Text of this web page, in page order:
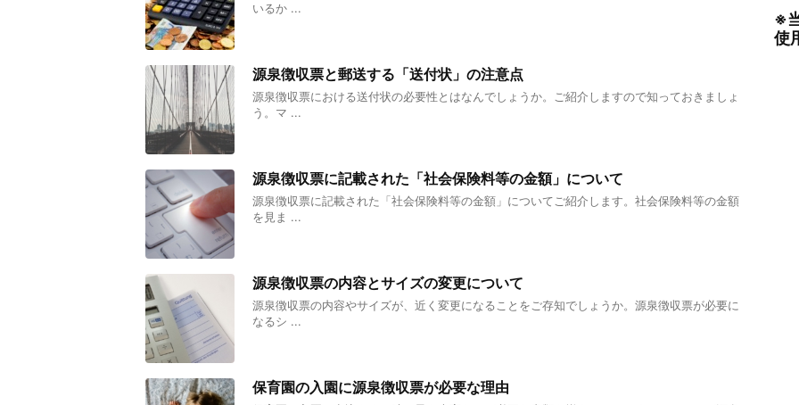
いるか ...
源泉徴収票と郵送する「送付状」の注意点
源泉徴収票における送付状の必要性とはなんでしょうか。ご紹介しますので知っておきましょ
う。マ ...
源泉徴収票に記載された「社会保険料等の金額」について
源泉徴収票に記載された「社会保険料等の金額」についてご紹介します。社会保険料等の金額
を見ま ...
源泉徴収票の内容とサイズの変更について
源泉徴収票の内容やサイズが、近く変更になることをご存知でしょうか。源泉徴収票が必要に
なるシ ...
保育園の入園に源泉徴収票が必要な理由
※
使